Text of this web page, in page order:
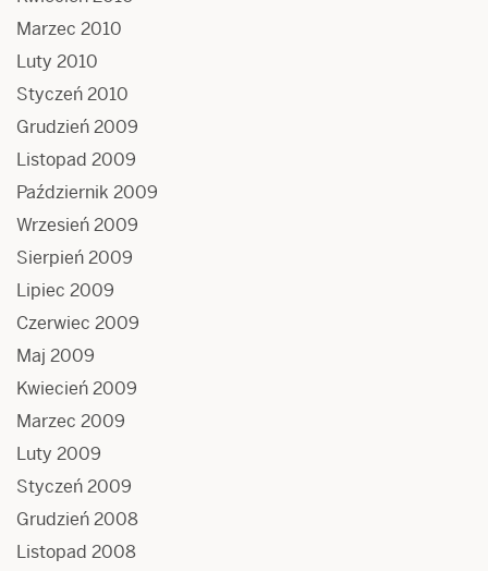
Marzec 2010
Luty 2010
Styczeń 2010
Grudzień 2009
Listopad 2009
Październik 2009
Wrzesień 2009
Sierpień 2009
Lipiec 2009
Czerwiec 2009
Maj 2009
Kwiecień 2009
Marzec 2009
Luty 2009
Styczeń 2009
Grudzień 2008
Listopad 2008